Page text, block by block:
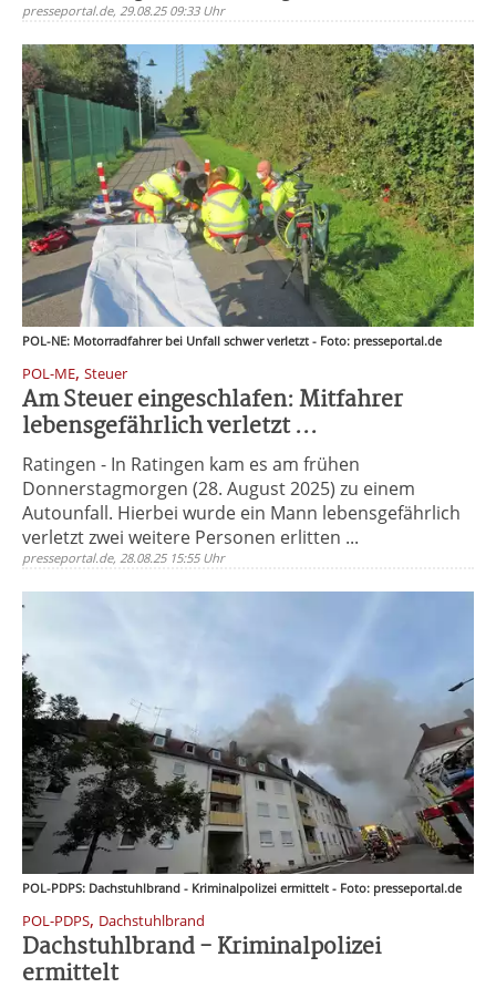
presseportal.de, 29.08.25 09:33 Uhr
POL-NE: Motorradfahrer bei Unfall schwer verletzt - Foto: presseportal.de
POL-ME, Steuer
Am Steuer eingeschlafen: Mitfahrer
lebensgefährlich verletzt ...
Ratingen - In Ratingen kam es am frühen
Donnerstagmorgen (28. August 2025) zu einem
Autounfall. Hierbei wurde ein Mann lebensgefährlich
verletzt zwei weitere Personen erlitten ...
presseportal.de, 28.08.25 15:55 Uhr
POL-PDPS: Dachstuhlbrand - Kriminalpolizei ermittelt - Foto: presseportal.de
POL-PDPS, Dachstuhlbrand
Dachstuhlbrand - Kriminalpolizei
ermittelt